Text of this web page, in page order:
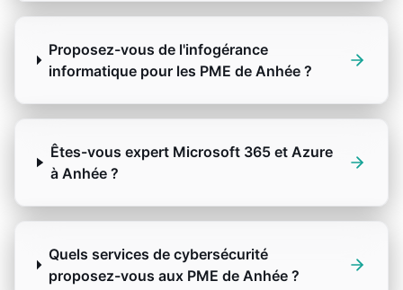
Proposez-vous de l'infogérance
informatique pour les PME de Anhée ?
Êtes-vous expert Microsoft 365 et Azure
à Anhée ?
Quels services de cybersécurité
proposez-vous aux PME de Anhée ?